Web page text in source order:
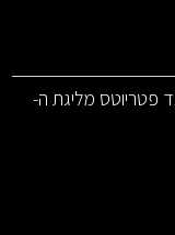
פטריוטס מליגת ה-